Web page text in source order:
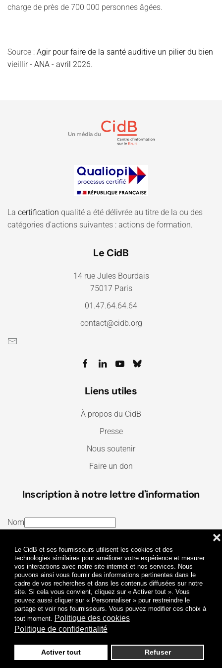
Le CidB et ses fournisseurs utilisent les cookies et des
technologies similaires pour améliorer votre expérience et mesurer
vos interactions avec notre site internet et nos services. Nous
pouvons ainsi vous fournir des informations pertinentes dans le
cadre de vos recherches et dans les contenus diffusées sur notre
site. Si cela vous convient, cliquez sur « Activer tout ». Vous
pouvez aussi cliquer sur « Personnaliser » pour restreindre le
partage et voir nos fournisseurs. Vous pouvez modifier ces choix à
tout moment. Politique des cookies
Politique de confidentialité
Activer tout Refuser
❌
charge de près de 700 000 personnes âgées.
Source : Agir pour faire de la santé auditive un pilier du bien
vieillir - ANA - avril 2026.
La certification qualité a été délivrée au titre de la ou des
catégories d'actions suivantes : actions de formation.
Le CidB
14 rue Jules Bourdais
75017 Paris
01.47.64.64.64
contact@cidb.org
Liens utiles
À propos du CidB
Presse
Nous soutenir
Faire un don
Inscription à notre lettre d'information
Nom
J’ai lu et j’accepte lesTermes et conditionset la
Politique de confidentialité
Je m'abonne